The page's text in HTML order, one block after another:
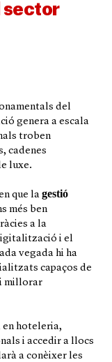
sector
del
genera a escala
troben
cadenes
luxe.
que la gestió
més ben
a la
i el
vegada hi ha
capaços de
millorar
en hoteleria,
i accedir a llocs
a conèixer les